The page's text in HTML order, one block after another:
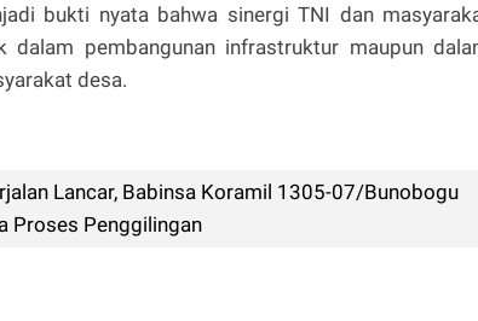
bukti nyata bahwa sinergi TNI dan
pembangunan infrastruktur maupun
desa.
Lancar, Babinsa Koramil 1305-07/Bunobogu
Proses Penggilingan